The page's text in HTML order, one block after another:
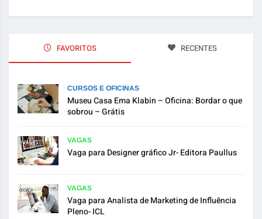
FAVORITOS RECENTES
CURSOS E OFICINAS
Museu Casa Ema Klabin – Oficina: Bordar o que
sobrou – Grátis
VAGAS
Vaga para Designer gráfico Jr- Editora Paullus
VAGAS
Vaga para Analista de Marketing de Influência
Pleno- ICL